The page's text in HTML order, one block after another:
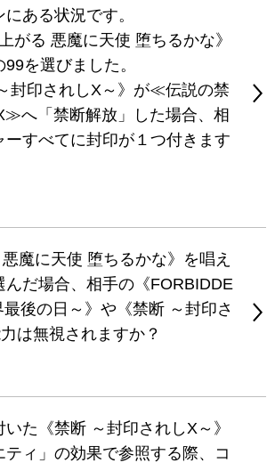
ある状況です。
がる 悪魔に天使 堕ちるかな》
を選びました。
封印されしX～》が≪伝説の禁
へ「禁断解放」した場合、相
ーすべてに封印が１つ付きます
悪魔に天使 堕ちるかな》を唱え
んだ場合、相手の《FORBIDDE
後の日～》や《禁断 ～封印さ
は無視されますか？
た《禁断 ～封印されしX～》
ティ」の効果で参照する際、コ